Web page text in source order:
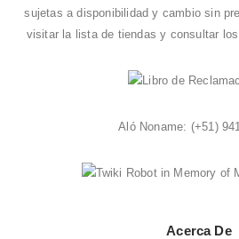
sujetas a disponibilidad y cambio sin
visitar la lista de tiendas y consultar
Aló Noname: (+51)
Acerca De